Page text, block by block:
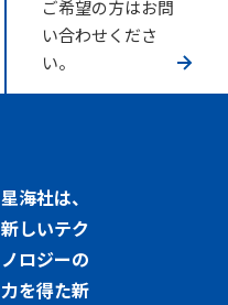
ご希望の方はお問
い合わせくださ
い。
星海社は、
新しいテク
ノロジーの
力を得た新